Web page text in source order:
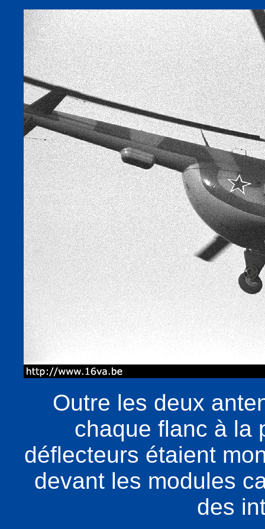
Outre les deux
chaque flanc à la
déflecteurs étaient
devant les modules
des